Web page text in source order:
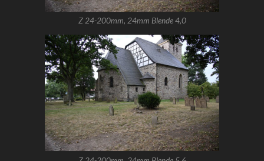
Z 24-200mm, 24mm Blende 4,0